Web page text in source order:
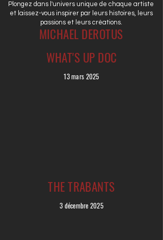
Plongez dans l'univers unique de chaque artiste
et laissez-vous inspirer par leurs histoires, leurs
passions et leurs créations.
MICHAEL DEROTUS
WHAT'S UP DOC
13 mars 2025
THE TRABANTS
3 décembre 2025